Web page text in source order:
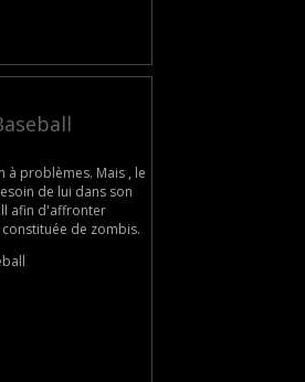
à problèmes. Mais , le
de lui dans son
afin d'affronter
de zombis.